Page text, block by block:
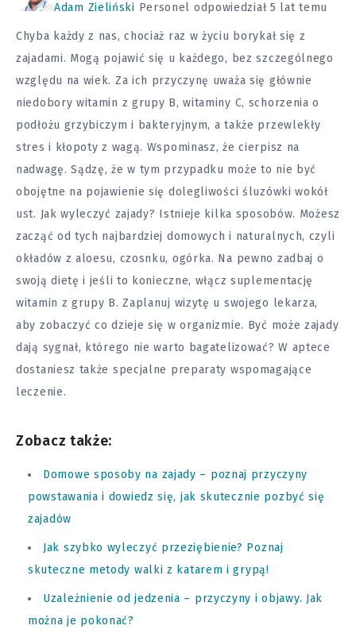
Adam Zieliński Personel odpowiedział 5 lat temu
Chyba każdy z nas, chociaż raz w życiu borykał się z
zajadami. Mogą pojawić się u każdego, bez szczególnego
względu na wiek. Za ich przyczynę uważa się głównie
niedobory witamin z grupy B, witaminy C, schorzenia o
podłożu grzybiczym i bakteryjnym, a także przewlekły
stres i kłopoty z wagą. Wspominasz, że cierpisz na
nadwagę. Sądzę, że w tym przypadku może to nie być
obojętne na pojawienie się dolegliwości śluzówki wokół
ust. Jak wyleczyć zajady? Istnieje kilka sposobów. Możesz
zacząć od tych najbardziej domowych i naturalnych, czyli
okładów z aloesu, czosnku, ogórka. Na pewno zadbaj o
swoją dietę i jeśli to konieczne, włącz suplementację
witamin z grupy B. Zaplanuj wizytę u swojego lekarza,
aby zobaczyć co dzieje się w organizmie. Być może zajady
dają sygnał, którego nie warto bagatelizować? W aptece
dostaniesz także specjalne preparaty wspomagające
leczenie.
Zobacz także:
Domowe sposoby na zajady – poznaj przyczyny
powstawania i dowiedz się, jak skutecznie pozbyć się
zajadów
Jak szybko wyleczyć przeziębienie? Poznaj
skuteczne metody walki z katarem i grypą!
Uzależnienie od jedzenia – przyczyny i objawy. Jak
można je pokonać?